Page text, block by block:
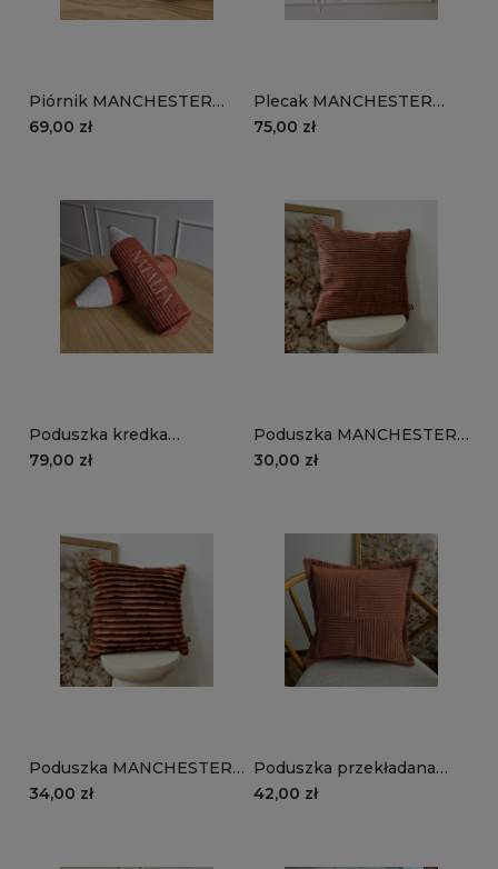
Piórnik MANCHESTER
LN52 | rudy
69,00 zł
Plecak MANCHESTER
LN52 | rudy
75,00 zł
Poduszka kredka
MANCHESTER LN52 |
79,00 zł
Poduszka MANCHESTER
LN52 | rudy
30,00 zł
Poduszka MANCHESTER
TL52 | rudy
34,00 zł
Poduszka przekładana
MANCHESTER LN52 |
42,00 zł